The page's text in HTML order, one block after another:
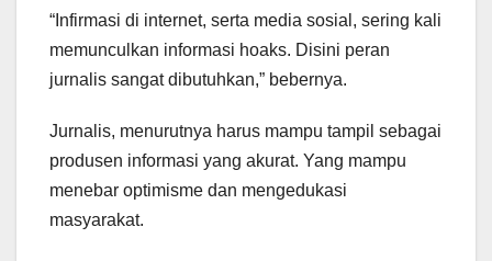
“Infirmasi di internet, serta media sosial, sering kali
memunculkan informasi hoaks. Disini peran
jurnalis sangat dibutuhkan,” bebernya.
Jurnalis, menurutnya harus mampu tampil sebagai
produsen informasi yang akurat. Yang mampu
menebar optimisme dan mengedukasi
masyarakat.